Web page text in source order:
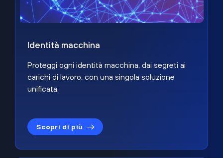
Identità macchina
Proteggi ogni identità macchina, dai segreti ai
carichi di lavoro, con una singola soluzione
unificata.
Scopri di più